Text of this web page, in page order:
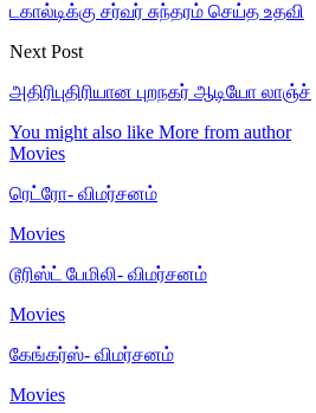
டகால்டிக்கு சர்வர் சுந்தரம் செய்த உதவி
Next Post
அதிரிபுதிரியான புறநகர் ஆடியோ லாஞ்ச்
You might also like More from author
Movies
ரெட்ரோ- விமர்சனம்
Movies
டூரிஸ்ட் பேமிலி- விமர்சனம்
Movies
கேங்கர்ஸ்- விமர்சனம்
Movies